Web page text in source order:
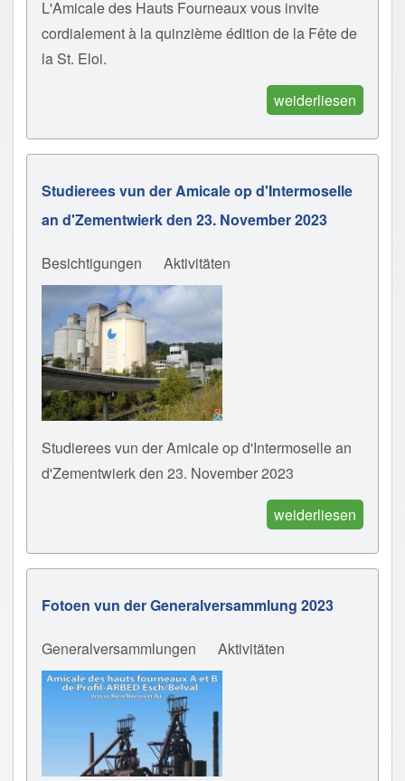
L'Amicale des Hauts Fourneaux vous invite
cordialement à la quinzième édition de la Fête de
la St. Eloi.
weiderliesen
Studierees vun der Amicale op d'Intermoselle
an d'Zementwierk den 23. November 2023
Besichtigungen Aktivitäten
Studierees vun der Amicale op d'Intermoselle an
d'Zementwierk den 23. November 2023
weiderliesen
Fotoen vun der Generalversammlung 2023
Generalversammlungen Aktivitäten